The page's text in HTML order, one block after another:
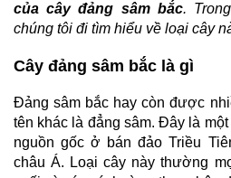
của cây đảng sâm bắc.
chúng tôi đi tìm hiểu về loại cây
Cây đảng sâm bắc là gì
Đảng sâm bắc hay còn được
tên khác là đẳng sâm. Đây là
nguồn gốc ở bán đảo Triều
châu Á. Loại cây này thường